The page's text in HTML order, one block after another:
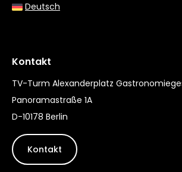
Deutsch
Kontakt
TV-Turm Alexanderplatz
Panoramastraße 1A
D-10178 Berlin
Kontakt